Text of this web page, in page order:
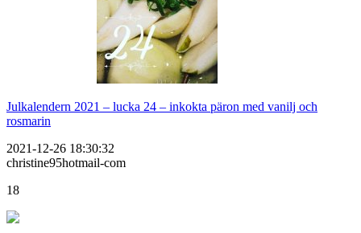
Julkalendern 2021 – lucka 24 – inkokta päron med vanilj och
rosmarin
2021-12-26 18:30:32
christine95hotmail-com
18